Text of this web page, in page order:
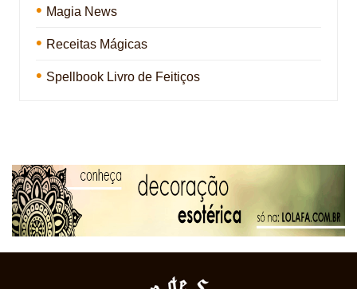
Magia News
Receitas Mágicas
Spellbook Livro de Feitiços